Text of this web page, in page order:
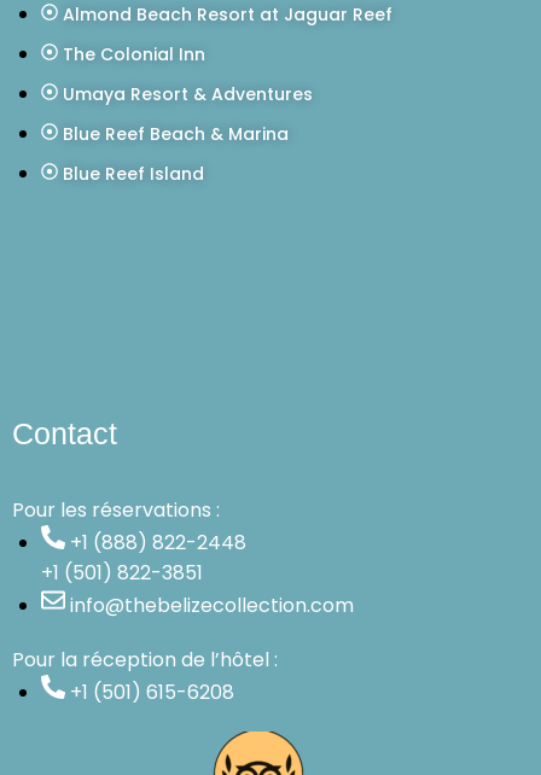
Almond Beach Resort at Jaguar Reef
The Colonial Inn
Umaya Resort & Adventures
Blue Reef Beach & Marina
Blue Reef Island
Contact
Pour les réservations :
+1 (888) 822-2448
+1 (501) 822-3851
info@thebelizecollection.com
Pour la réception de l’hôtel :
+1 (501) 615-6208